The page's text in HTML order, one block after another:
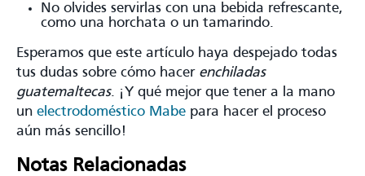
No olvides servirlas con una bebida refrescante,
como una horchata o un tamarindo.
Esperamos que este artículo haya despejado todas
tus dudas sobre cómo hacer enchiladas
guatemaltecas. ¡Y qué mejor que tener a la mano
un electrodoméstico Mabe para hacer el proceso
aún más sencillo!
Notas Relacionadas